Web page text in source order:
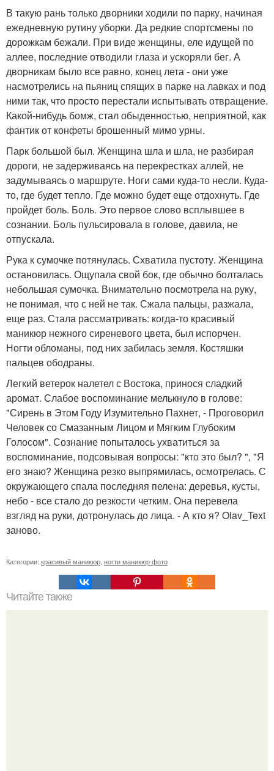
В такую рань только дворники ходили по парку, начиная
ежедневную рутину уборки. Да редкие спортсмены по
дорожкам бежали. При виде женщины, еле идущей по
аллее, последние отводили глаза и ускоряли бег. А
дворникам было все равно, конец лета - они уже
насмотрелись на пьяниц спящих в парке на лавках и под
ними так, что просто перестали испытывать отвращение.
Какой-нибудь бомж, стал обыденностью, неприятной, как
фантик от конфеты брошенный мимо урны.
Парк большой был. Женщина шла и шла, не разбирая
дороги, не задерживаясь на перекрестках аллей, не
задумываясь о маршруте. Ноги сами куда-то несли. Куда-
то, где будет тепло. Где можно будет еще отдохнуть. Где
пройдет боль. Боль. Это первое слово всплывшее в
сознании. Боль пульсировала в голове, давила, не
отпускала.
Рука к сумочке потянулась. Схватила пустоту. Женщина
остановилась. Ощупала свой бок, где обычно болталась
небольшая сумочка. Внимательно посмотрела на руку,
не понимая, что с ней не так. Сжала пальцы, разжала,
еще раз. Стала рассматривать: когда-то красивый
маникюр нежного сиреневого цвета, был испорчен.
Ногти обломаны, под них забилась земля. Костяшки
пальцев ободраны.
Легкий ветерок налетел с Востока, принося сладкий
аромат. Слабое воспоминание мелькнуло в голове:
"Сирень в Этом Году Изумительно Пахнет, - Проговорил
Человек со Смазанным Лицом и Мягким Глубоким
Голосом". Сознание попыталось ухватиться за
воспоминание, подсовывая вопросы: "кто это был? ", "Я
его знаю? Женщина резко выпрямилась, осмотрелась. С
окружающего спала последняя пелена: деревья, кусты,
небо - все стало до резкости четким. Она перевела
взгляд на руки, дотронулась до лица. - А кто я? Olav_Text
заново.
Категории: красивый маникюр, ногти маникюр фото
Читайте также